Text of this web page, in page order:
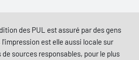
des PUL est assuré par des gens
l'impression est elle aussi locale sur
de sources responsables, pour le plus